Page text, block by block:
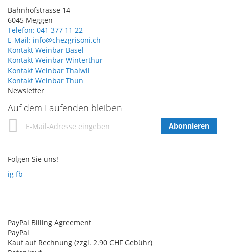
Bahnhofstrasse 14
6045 Meggen
Telefon: 041 377 11 22
E-Mail: info@chezgrisoni.ch
Kontakt Weinbar Basel
Kontakt Weinbar Winterthur
Kontakt Weinbar Thalwil
Kontakt Weinbar Thun
Newsletter
Auf dem Laufenden bleiben
Annmeldung
zum
Abonnieren
Folgen Sie uns!
ig fb
PayPal Billing Agreement
PayPal
Kauf auf Rechnung (zzgl. 2.90 CHF Gebühr)